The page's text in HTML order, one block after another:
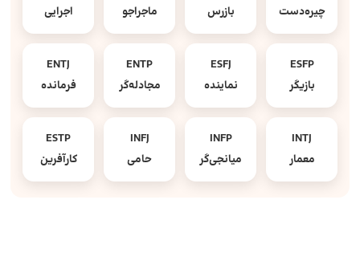
چیره‌دست
بازرس
ماجراجو
اجرایی
ESFP
بازیگر
ESFJ
نماینده
ENTP
مجادله‌گر
ENTJ
فرمانده
INTJ
معمار
INFP
میانجی‌گر
INFJ
حامی
ESTP
کارآفرین